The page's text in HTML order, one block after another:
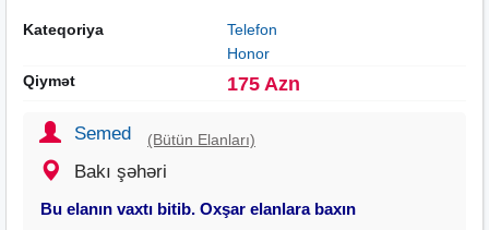
Kateqoriya
Telefon
Honor
Qiymət
175 Azn
Semed (Bütün Elanları)
Bakı şəhəri
Bu elanın vaxtı bitib. Oxşar elanlara baxın